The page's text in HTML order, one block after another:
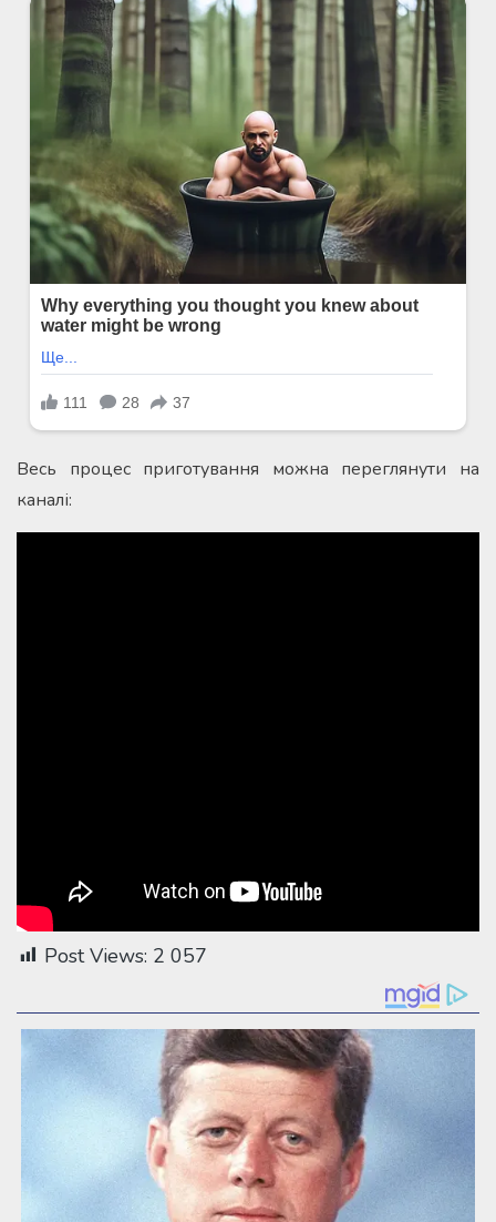
Весь процес приготування можна переглянути на
каналі:
Post Views: 2 057